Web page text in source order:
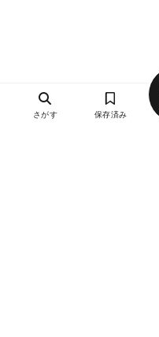
さがす 保存済み